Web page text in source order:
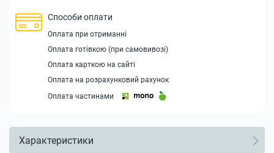
Способи оплати
Оплата при отриманні
Оплата готівкою (при самовивозі)
Оплата карткою на сайті
Оплата на розрахунковий рахунок
Оплата частинами
Характеристики